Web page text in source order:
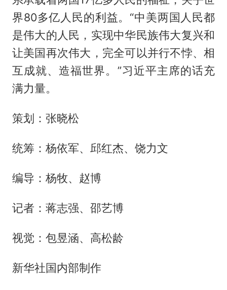
界80多亿人民的利益。“中美两国人民都
是伟大的人民，实现中华民族伟大复兴和
让美国再次伟大，完全可以并行不悖、相
互成就、造福世界。”习近平主席的话充
满力量。
策划：张晓松
统筹：杨依军、邱红杰、饶力文
编导：杨牧、赵博
记者：蒋志强、邵艺博
视觉：包昱涵、高松龄
新华社国内部制作